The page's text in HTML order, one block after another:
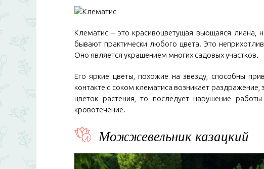
Клематис – это красивоцветущая вьющаяся лиана,
бывают практически любого цвета. Это
Оно является украшением многих садовых участков.
Его яркие цветы, похожие на звезду, способны
контакте с соком клематиса возникает раздражение,
цветок растения, то последует нарушение
кровотечение.
Можжевельник казацкий